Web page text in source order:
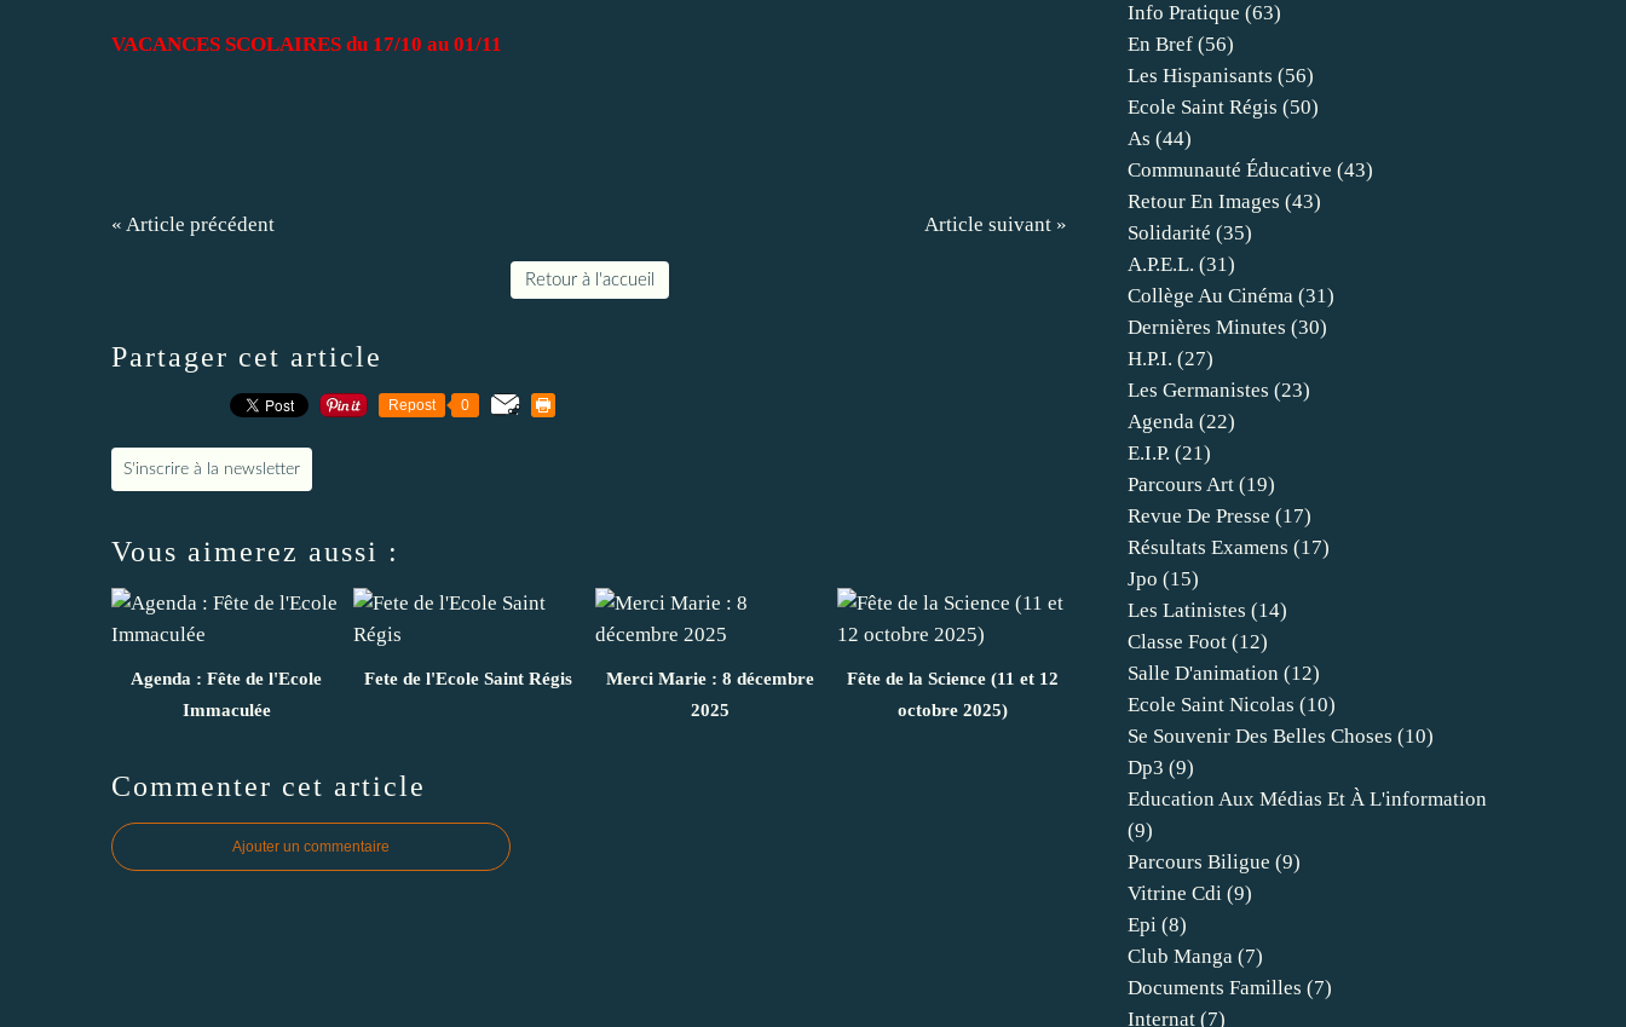
VACANCES SCOLAIRES du 17/10 au 01/11
« Article précédent Article suivant »
Retour à l'accueil
Partager cet article
Repost 0
S'inscrire à la newsletter
Vous aimerez aussi :
Agenda : Fête de l'Ecole
Immaculée
Fete de l'Ecole Saint Régis
Merci Marie : 8 décembre
2025
Fête de la Science (11 et 12
octobre 2025)
Commenter cet article
Ajouter un commentaire
Info Pratique (63)
En Bref (56)
Les Hispanisants (56)
Ecole Saint Régis (50)
As (44)
Communauté Éducative (43)
Retour En Images (43)
Solidarité (35)
A.p.e.l. (31)
Collège Au Cinéma (31)
Dernières Minutes (30)
H.p.i. (27)
Les Germanistes (23)
Agenda (22)
E.i.p. (21)
Parcours Art (19)
Revue De Presse (17)
Résultats Examens (17)
Jpo (15)
Les Latinistes (14)
Classe Foot (12)
Salle D'animation (12)
Ecole Saint Nicolas (10)
Se Souvenir Des Belles Choses (10)
Dp3 (9)
Education Aux Médias Et À L'information
(9)
Parcours Biligue (9)
Vitrine Cdi (9)
Epi (8)
Club Manga (7)
Documents Familles (7)
Internat (7)